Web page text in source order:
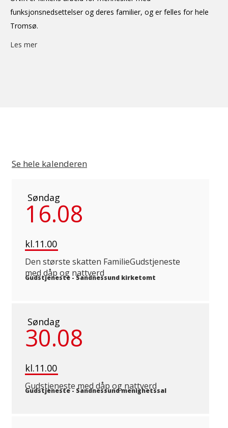
funksjonsnedsettelser og deres familier, og er felles for hele
Tromsø.
Les mer
Se hele kalenderen
Søndag
16.08
kl.11.00
Den største skatten FamilieGudstjeneste
med dåp og nattverd
Gudstjeneste -Sandnessund kirketomt
Søndag
30.08
kl.11.00
Gudstjeneste med dåp og nattverd
Gudstjeneste-Sandnessund menighetssal